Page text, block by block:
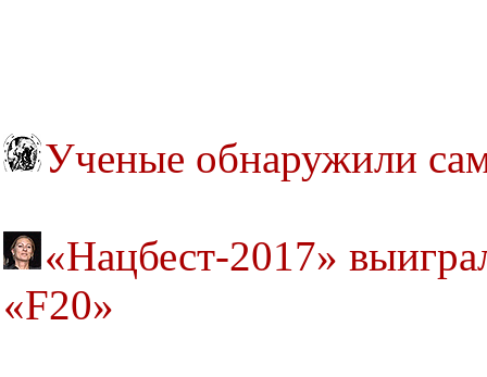
Ученые обнаружили
«Нацбест-2017»
«F20»